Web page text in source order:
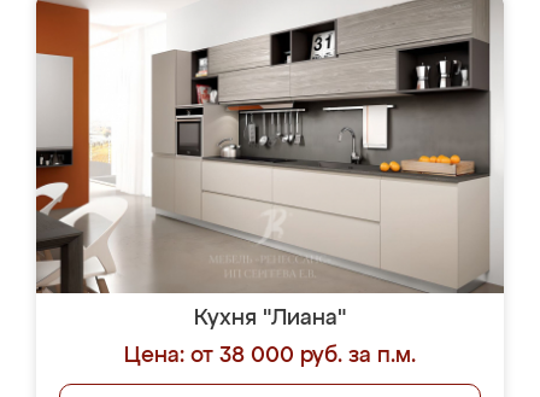
Кухня "Лиана"
Цена: от 38 000 руб. за п.м.